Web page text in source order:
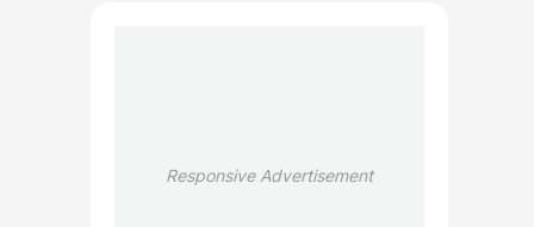
Responsive Advertisement